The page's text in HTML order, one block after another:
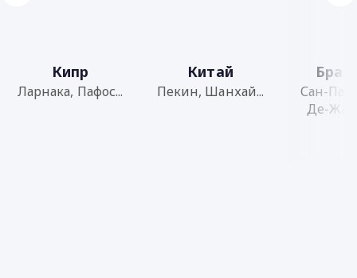
Кипр
Ларнака, Пафос...
Китай
Пекин, Шанхай...
Сан-
Де-